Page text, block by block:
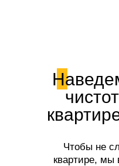
Чтобы не
квартире, мы